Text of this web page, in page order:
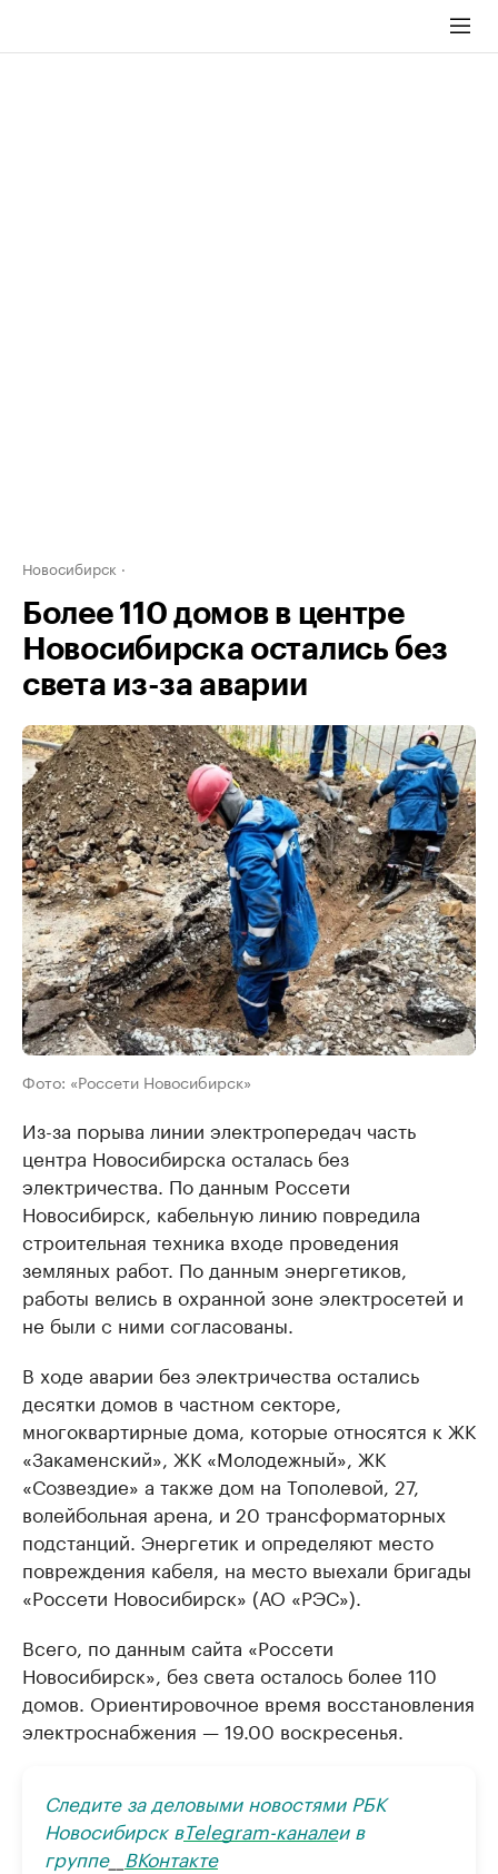
Новосибирск
Более 110 домов в центре
Новосибирска остались без
света из-за аварии
Фото: «Россети Новосибирск»
Из-за порыва линии электропередач часть
центра Новосибирска осталась без
электричества. По данным Россети
Новосибирск, кабельную линию повредила
строительная техника входе проведения
земляных работ. По данным энергетиков,
работы велись в охранной зоне электросетей и
не были с ними согласованы.
В ходе аварии без электричества остались
десятки домов в частном секторе,
многоквартирные дома, которые относятся к ЖК
«Закаменский», ЖК «Молодежный», ЖК
«Созвездие» а также дом на Тополевой, 27,
волейбольная арена, и 20 трансформаторных
подстанций. Энергетик и определяют место
повреждения кабеля, на место выехали бригады
«Россети Новосибирск» (АО «РЭС»).
Всего, по данным сайта «Россети
Новосибирск», без света осталось более 110
домов. Ориентировочное время восстановления
электроснабжения — 19.00 воскресенья.
Следите за деловыми новостями РБК
Новосибирск вTelegram-каналеи в
группе__ ВКонтакте